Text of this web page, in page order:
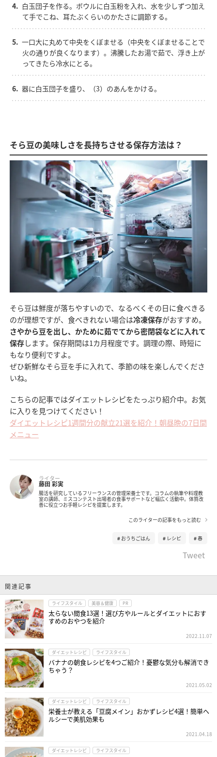
4. 白玉団子を作る。ボウルに白玉粉を入れ、水を少しずつ加え
て手でこね、耳たぶくらいのかたさに調節する。
5. 一口大に丸めて中央をくぼませる（中央をくぼませることで
火の通りが良くなります）。沸騰したお湯で茹で、浮き上が
ってきたら冷水にとる。
6. 器に白玉団子を盛り、（3）のあんをかける。
そら豆の美味しさを長持ちさせる保存方法は？
そら豆は鮮度が落ちやすいので、なるべくその日に食べきる
のが理想ですが、食べきれない場合は冷凍保存がおすすめ。
さやから豆を出し、かために茹でてから密閉袋などに入れて
保存します。保存期間は1カ月程度です。調理の際、時短に
もなり便利ですよ。
ぜひ新鮮なそら豆を手に入れて、季節の味を楽しんでくださ
いね。
こちらの記事ではダイエットレシピをたっぷり紹介中。お気
に入りを見つけてください！
ダイエットレシピ1週間分の献立21選を紹介！朝昼晩の7日間
メニュー
ライター
藤田 彩実
腸活を研究しているフリーランスの管理栄養士です。コラムの執筆や料理教
室の講師、ミスコンテスト出場者の食事サポートなど幅広く活動中。体質改
善に役立つお手軽レシピを提案します。
このライターの記事をもっと読む
おうちごはん レシピ 春
Tweet
関連記事
ライフスタイル 美容＆健康 PR
太らない間食13選！選び方やルールとダイエットにおす
すめのおやつを紹介
2022.11.07
ダイエットレシピ ライフスタイル
バナナの朝食レシピを4つご紹介！憂鬱な気分も解消でき
ちゃう？
2021.05.02
ダイエットレシピ ライフスタイル
栄養士が教える「豆腐メイン」おかずレシピ4選！簡単ヘ
ルシーで美肌効果も
2021.04.18
ダイエットレシピ ライフスタイル